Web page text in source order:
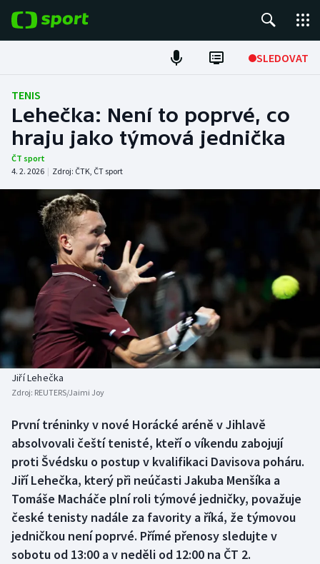
SLEDOVAT
Fotbal
Hokej
Tenis
Atletika
Cyklistika
DALŠÍ SPORTY
Americký fotbal
Baseball a softbal
Basketbal
Biatlon
Boby a skeleton
Box
Curling
Dostihy
NEPŘEHLÉDNĚTE
Soutěže
Historické návraty
Aplikace ČT sport
AZ kvíz
TENIS
Lehečka: Není to poprvé, co
hraju jako týmová jednička
ČT sport
4. 2. 2026 | Zdroj: ČTK, ČT sport
Jiří Lehečka
Zdroj: REUTERS/Jaimi Joy
První tréninky v nové Horácké aréně v Jihlavě
absolvovali čeští tenisté, kteří o víkendu zabojují
proti Švédsku o postup v kvalifikaci Davisova poháru.
Jiří Lehečka, který při neúčasti Jakuba Menšíka a
Tomáše Macháče plní roli týmové jedničky, považuje
české tenisty nadále za favority a říká, že týmovou
jedničkou není poprvé. Přímé přenosy sledujte v
sobotu od 13:00 a v neděli od 12:00 na ČT 2.